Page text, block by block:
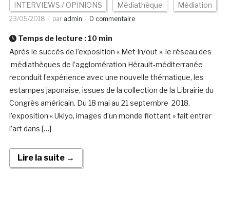
INTERVIEWS / OPINIONS Médiathèque Médiation
23/05/2018 par admin 0 commentaire
Temps de lecture : 10 min
Après le succès de l’exposition « Met In/out », le réseau des
médiathèques de l’agglomération Hérault-méditerranée
reconduit l’expérience avec une nouvelle thématique, les
estampes japonaise, issues de la collection de la Librairie du
Congrès américain. Du 18 mai au 21 septembre 2018,
l’exposition « Ukiyo, images d’un monde flottant » fait entrer
l’art dans […]
Lire la suite →